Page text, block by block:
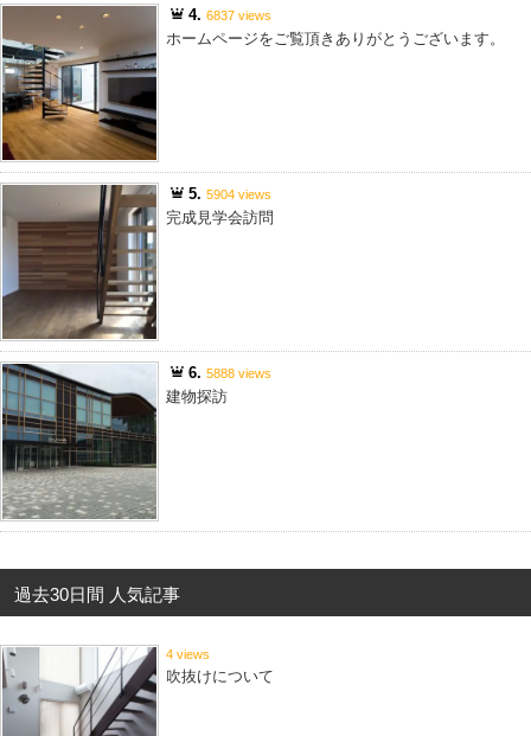
4. 6837 views
ホームページをご覧頂きありがとうございます。
5. 5904 views
完成見学会訪問
6. 5888 views
建物探訪
過去30日間 人気記事
4 views
吹抜けについて